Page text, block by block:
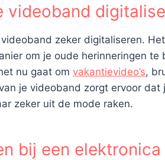
videoband
zeker digitaliseren.
om je oude herinneringen
nu gaat om vakantievideo’s,
je videoband zorgt ervoor
zeker uit de mode raken.
bij een elektronica